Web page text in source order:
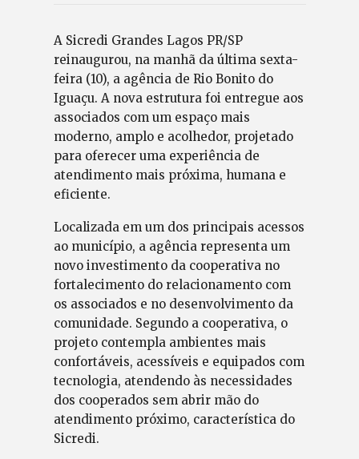
A Sicredi Grandes Lagos PR/SP
reinaugurou, na manhã da última sexta-
feira (10), a agência de Rio Bonito do
Iguaçu. A nova estrutura foi entregue aos
associados com um espaço mais
moderno, amplo e acolhedor, projetado
para oferecer uma experiência de
atendimento mais próxima, humana e
eficiente.
Localizada em um dos principais acessos
ao município, a agência representa um
novo investimento da cooperativa no
fortalecimento do relacionamento com
os associados e no desenvolvimento da
comunidade. Segundo a cooperativa, o
projeto contempla ambientes mais
confortáveis, acessíveis e equipados com
tecnologia, atendendo às necessidades
dos cooperados sem abrir mão do
atendimento próximo, característica do
Sicredi.